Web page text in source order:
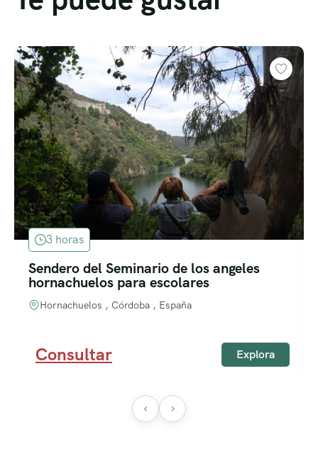
3 horas
Sendero del Seminario de los angeles
hornachuelos para escolares
Hornachuelos , Córdoba , España
Consultar Explora